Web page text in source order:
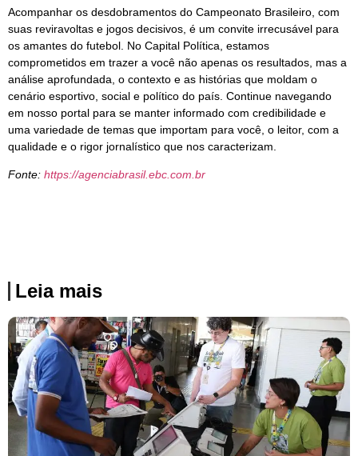
Acompanhar os desdobramentos do Campeonato Brasileiro, com
suas reviravoltas e jogos decisivos, é um convite irrecusável para
os amantes do futebol. No Capital Política, estamos
comprometidos em trazer a você não apenas os resultados, mas a
análise aprofundada, o contexto e as histórias que moldam o
cenário esportivo, social e político do país. Continue navegando
em nosso portal para se manter informado com credibilidade e
uma variedade de temas que importam para você, o leitor, com a
qualidade e o rigor jornalístico que nos caracterizam.
Fonte: https://agenciabrasil.ebc.com.br
Leia mais